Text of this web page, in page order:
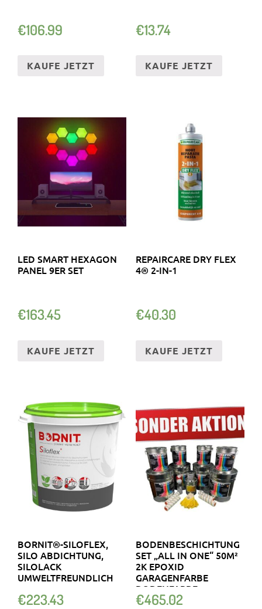
€106.99
KAUFE JETZT
€13.74
KAUFE JETZT
LED SMART HEXAGON
PANEL 9ER SET
€163.45
KAUFE JETZT
REPAIRCARE DRY FLEX
4® 2-IN-1
€40.30
KAUFE JETZT
BORNIT®-SILOFLEX,
SILO ABDICHTUNG,
SILOLACK
UMWELTFREUNDLICH
€223.43
BODENBESCHICHTUNG
SET „ALL IN ONE“ 50M²
2K EPOXID
GARAGENFARBE
BODENFARBE
BETONFARBE
€465.02